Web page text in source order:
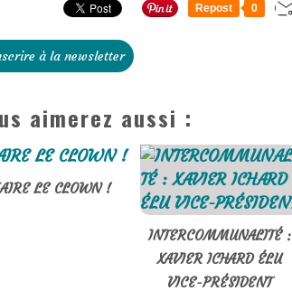
Repost 0
à la newsletter
aimerez aussi :
LE CLOWN !
INTERCOMMUNALITÉ :
XAVIER ICHARD ÉLU
VICE-PRÉSIDENT